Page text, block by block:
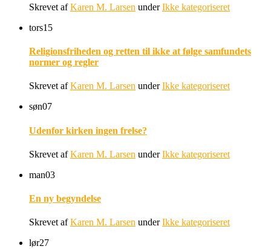
Skrevet afKaren M. Larsen underIkke kategoriseret
tors15
Religionsfriheden og retten til ikke at følge samfundets
normer og regler
Skrevet afKaren M. Larsen underIkke kategoriseret
søn07
Udenfor kirken ingen frelse?
Skrevet afKaren M. Larsen underIkke kategoriseret
man03
En ny begyndelse
Skrevet afKaren M. Larsen underIkke kategoriseret
lør27